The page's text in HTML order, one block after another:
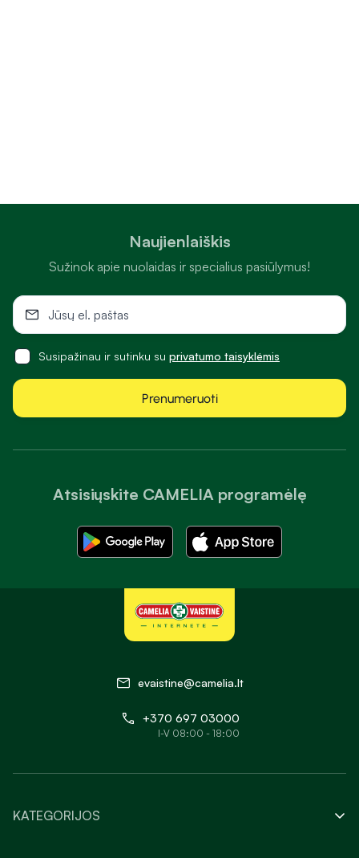
Atsisiųskite CAMELIA programėlę
Naujienlaiškis
Sužinok apie nuolaidas ir specialius pasiūlymus!
Susipažinau ir sutinku su privatumo taisyklėmis
Prenumeruoti
evaistine@camelia.lt
+370 697 03000
I-V 08:00 - 18:00
KATEGORIJOS